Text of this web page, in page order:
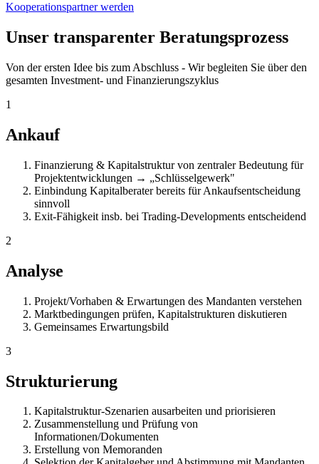
Kooperationspartner werden
Unser transparenter Beratungsprozess
Von der ersten Idee bis zum Abschluss - Wir begleiten Sie über den
gesamten Investment- und Finanzierungszyklus
1
Ankauf
Finanzierung & Kapitalstruktur von zentraler Bedeutung für
Projektentwicklungen → „Schlüsselgewerk"
Einbindung Kapitalberater bereits für Ankaufsentscheidung
sinnvoll
Exit-Fähigkeit insb. bei Trading-Developments entscheidend
2
Analyse
Projekt/Vorhaben & Erwartungen des Mandanten verstehen
Marktbedingungen prüfen, Kapitalstrukturen diskutieren
Gemeinsames Erwartungsbild
3
Strukturierung
Kapitalstruktur-Szenarien ausarbeiten und priorisieren
Zusammenstellung und Prüfung von
Informationen/Dokumenten
Erstellung von Memoranden